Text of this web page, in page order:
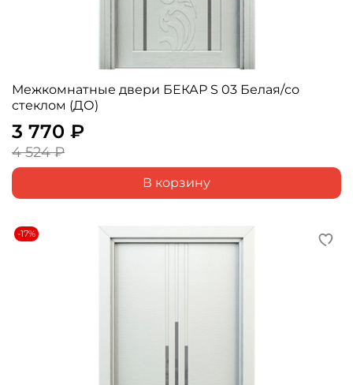
Межкомнатные двери БЕКАР S 03 Белая/со
стеклом (ДО)
3 770 ₽
4 524 ₽
В корзину
-17%